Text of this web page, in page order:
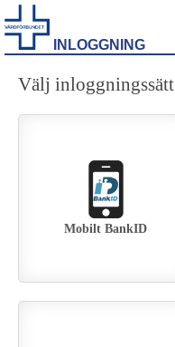
INLOGGNING
Välj inloggningssätt
Mobilt BankID